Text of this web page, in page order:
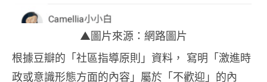
▲圖片來源：網路圖片
根據豆瓣的「社區指導原則」資料， 寫明「激進時
政或意識形態方面的內容」屬於「不歡迎」的內